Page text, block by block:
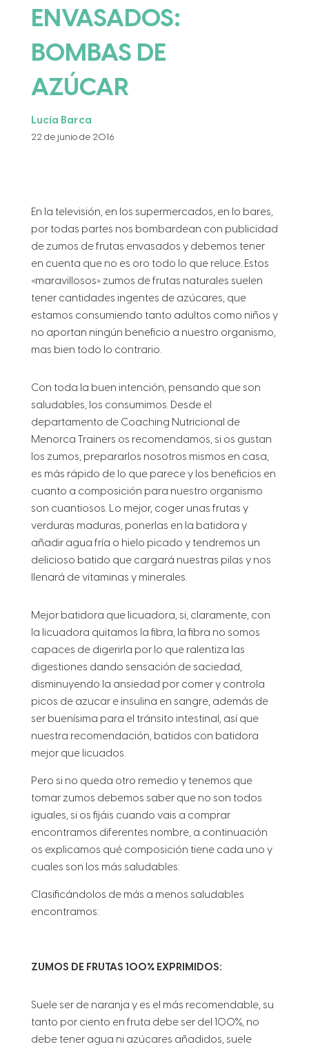
ENVASADOS:
BOMBAS DE
AZÚCAR
Lucía Barca
22 de junio de 2016
En la televisión, en los supermercados, en lo bares,
por todas partes nos bombardean con publicidad
de zumos de frutas envasados y debemos tener
en cuenta que no es oro todo lo que reluce. Estos
«maravillosos» zumos de frutas naturales suelen
tener cantidades ingentes de azúcares, que
estamos consumiendo tanto adultos como niños y
no aportan ningún beneficio a nuestro organismo,
mas bien todo lo contrario.
Con toda la buen intención, pensando que son
saludables, los consumimos. Desde el
departamento de Coaching Nutricional de
Menorca Trainers os recomendamos, si os gustan
los zumos, prepararlos nosotros mismos en casa,
es más rápido de lo que parece y los beneficios en
cuanto a composición para nuestro organismo
son cuantiosos. Lo mejor, coger unas frutas y
verduras maduras, ponerlas en la batidora y
añadir agua fría o hielo picado y tendremos un
delicioso batido que cargará nuestras pilas y nos
llenará de vitaminas y minerales.
Mejor batidora que licuadora, si, claramente, con
la licuadora quitamos la fibra, la fibra no somos
capaces de digerirla por lo que ralentiza las
digestiones dando sensación de saciedad,
disminuyendo la ansiedad por comer y controla
picos de azucar e insulina en sangre, además de
ser buenísima para el tránsito intestinal, así que
nuestra recomendación, batidos con batidora
mejor que licuados.
Pero si no queda otro remedio y tenemos que
tomar zumos debemos saber que no son todos
iguales, si os fijáis cuando vais a comprar
encontramos diferentes nombre, a continuación
os explicamos qué composición tiene cada uno y
cuales son los más saludables:
Clasificándolos de más a menos saludables
encontramos:
ZUMOS DE FRUTAS 100% EXPRIMIDOS:
Suele ser de naranja y es el más recomendable, su
tanto por ciento en fruta debe ser del 100%, no
debe tener agua ni azúcares añadidos, suele